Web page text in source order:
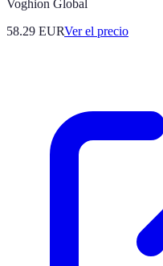
Voghion Global
58.29 EURVer el precio